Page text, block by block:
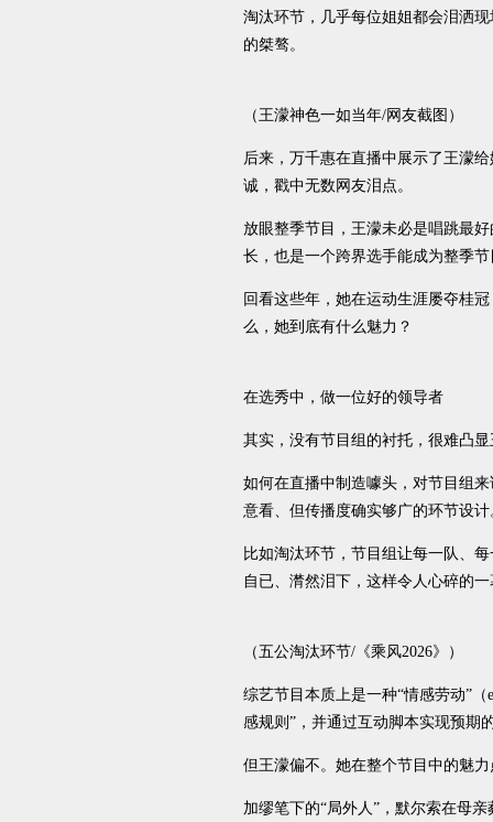
淘汰环节，几乎每位姐姐都会泪洒
的桀骜。
（王濛神色一如当年/网友截图）
后来，万千惠在直播中展示了王濛
诚，戳中无数网友泪点。
放眼整季节目，王濛未必是唱跳最
长，也是一个跨界选手能成为整季
回看这些年，她在运动生涯屡夺桂
么，她到底有什么魅力？
在选秀中，做一位好的领导者
其实，没有节目组的衬托，很难凸
如何在直播中制造噱头，对节目组
意看、但传播度确实够广的环节设计
比如淘汰环节，节目组让每一队、
自已、潸然泪下，这样令人心碎的
（五公淘汰环节/《乘风2026》）
综艺节目本质上是一种“情感劳动”
感规则”，并通过互动脚本实现预期
但王濛偏不。她在整个节目中的魅
加缪笔下的“局外人”，默尔索在母